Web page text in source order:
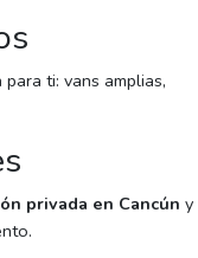
ti: vans amplias,
privada en Cancún y